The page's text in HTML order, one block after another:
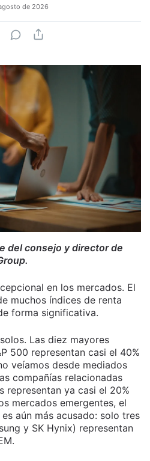
de 2026
del consejo y director de
en los mercados. El
muchos índices de renta
forma significativa.
Las diez mayores
500 representan casi el 40%
veíamos desde mediados
compañías relacionadas
representan ya casi el 20%
mercados emergentes, el
aún más acusado: solo tres
y SK Hynix) representan